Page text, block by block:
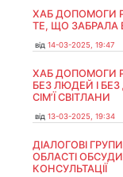
ХАБ ДОПОМОГИ
ТЕ, ЩО ЗАБРАЛА
від 14-03-2025, 19:47
ХАБ ДОПОМОГИ
БЕЗ ЛЮДЕЙ І
СІМʼЇ СВІТЛАНИ
від 13-03-2025, 19:34
ДІАЛОГОВІ
ОБЛАСТІ
КОНСУЛЬТАЦІЇ